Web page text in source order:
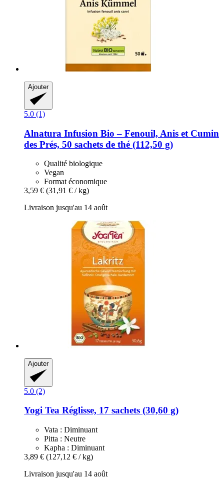
Ajouter
5.0 (1)
Alnatura Infusion Bio – Fenouil, Anis et Cumin
des Prés, 50 sachets de thé (112,50 g)
Qualité biologique
Vegan
Format économique
3,59 € (31,91 € / kg)
Livraison jusqu'au 14 août
Ajouter
5.0 (2)
Yogi Tea Réglisse, 17 sachets (30,60 g)
Vata : Diminuant
Pitta : Neutre
Kapha : Diminuant
3,89 € (127,12 € / kg)
Livraison jusqu'au 14 août